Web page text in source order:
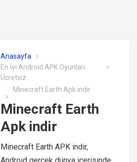
Anasayfa
En İyi Android APK Oyunları
Ücretsiz
Minecraft Earth Apk indir
Minecraft Earth
Apk indir
Minecraft Earth APK indir,